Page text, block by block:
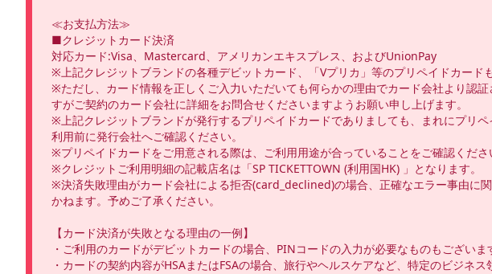
≪お支払方法≫
■クレジットカード決済
対応カード:Visa、Mastercard、アメリカンエキスプレス、およびUnionPay
※上記クレジットブランドの各種デビットカード、「Vプリカ」等のプリペイドカード
※ただし、カード情報を正しくご入力いただいても何らかの理由でカード会社より認
すがご契約のカード会社に詳細をお問合せくださいますようお願い申し上げます。
※上記クレジットブランドが発行するプリペイドカードでありましても、まれにプリ
利用前に発行会社へご確認ください。
※プリペイドカードをご用意される際は、ご利用用途が合っていることをご確認くださ
※クレジットご利用明細の記載店名は「SP TICKETTOWN (利用国HK) 」となります。
※決済失敗理由がカード会社による拒否(card_declined)の場合、正確なエラー事由に
かねます。予めご了承ください。
【カード決済が失敗となる理由の一例】
・ご利用のカードがデビットカードの場合、PINコードの入力が必要なものもござい
・カードの契約内容がHSAまたはFSAの場合、旅行やヘルスケアなど、特定のビジネ